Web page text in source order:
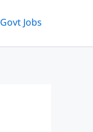
Govt Jobs